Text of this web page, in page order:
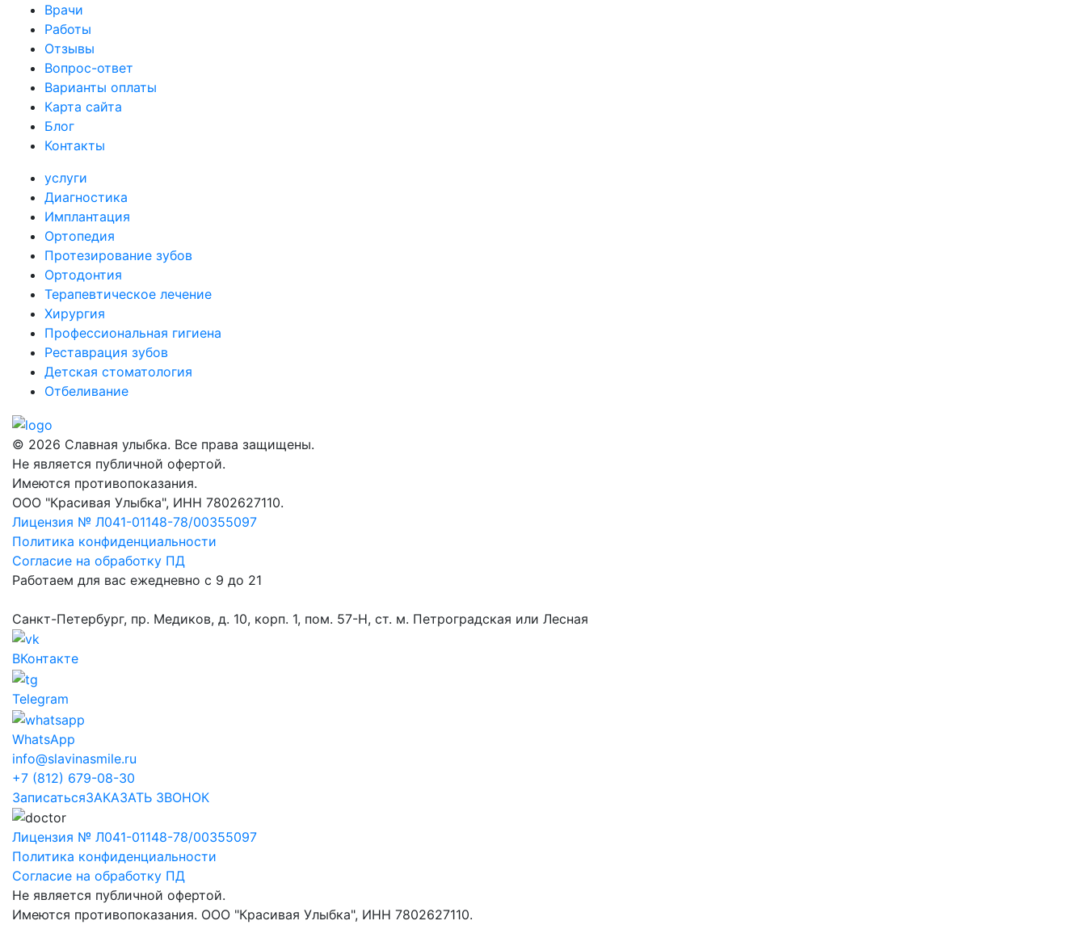
Врачи
Работы
Отзывы
Вопрос-ответ
Варианты оплаты
Карта сайта
Блог
Контакты
услуги
Диагностика
Имплантация
Ортопедия
Протезирование зубов
Ортодонтия
Терапевтическое лечение
Хирургия
Профессиональная гигиена
Реставрация зубов
Детская стоматология
Отбеливание
© 2026 Славная улыбка. Все права защищены.
Не является публичной офертой.
Имеются противопоказания.
ООО "Красивая Улыбка", ИНН 7802627110.
Лицензия № Л041-01148-78/00355097
Политика конфиденциальности
Согласие на обработку ПД
Работаем для вас ежедневно с 9 до 21
Санкт-Петербург, пр. Медиков, д. 10, корп. 1, пом. 57-Н, ст. м. Петроградская или Лесная
ВКонтакте
Telegram
WhatsApp
info@slavinasmile.ru
+7 (812) 679-08-30
ЗаписатьсяЗАКАЗАТЬ ЗВОНОК
Лицензия № Л041-01148-78/00355097
Политика конфиденциальности
Согласие на обработку ПД
Не является публичной офертой.
Имеются противопоказания. ООО "Красивая Улыбка", ИНН 7802627110.